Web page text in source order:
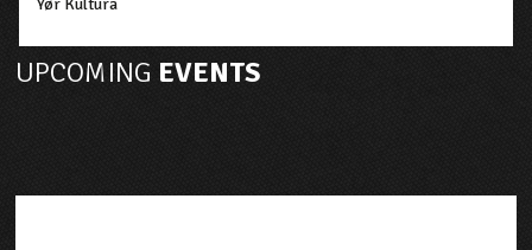
Yør Kultura
UPCOMING EVENTS